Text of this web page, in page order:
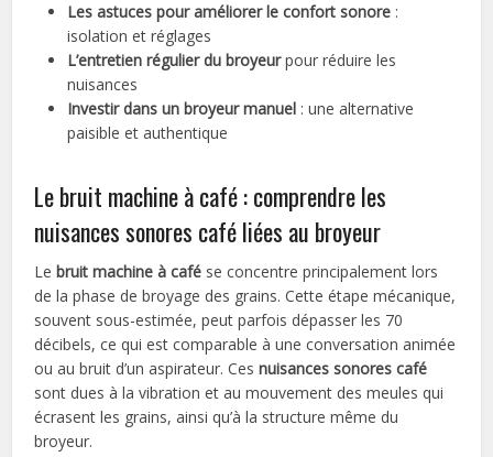
Les astuces pour améliorer le confort sonore :
isolation et réglages
L’entretien régulier du broyeurpour réduire les
nuisances
Investir dans un broyeur manuel : une alternative
paisible et authentique
Le bruit machine à café : comprendre les
nuisances sonores café liées au broyeur
Lebruit machine à café se concentre principalement lors
de la phase de broyage des grains. Cette étape mécanique,
souvent sous-estimée, peut parfois dépasser les 70
décibels, ce qui est comparable à une conversation animée
ou au bruit d’un aspirateur. Cesnuisances sonores café
sont dues à la vibration et au mouvement des meules qui
écrasent les grains, ainsi qu’à la structure même du
broyeur.